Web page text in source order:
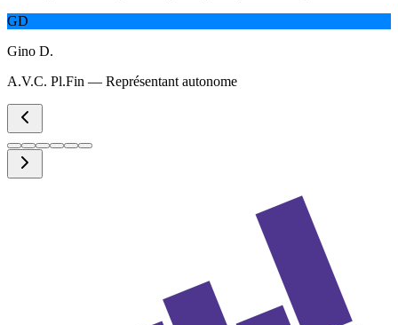
GD
Gino D.
A.V.C. Pl.Fin — Représentant autonome